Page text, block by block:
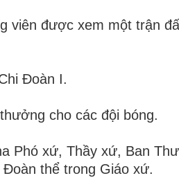
viên được xem một trận
Đoàn I.
cho các đội bóng.
Phó xứ, Thầy xứ, Ban
thể trong Giáo xứ.